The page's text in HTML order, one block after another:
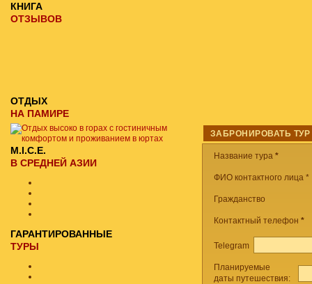
ЗАБРОНИРОВАТЬ ТУР
Название тура *
ФИО контактного лица *
Гражданство
Контактный телефон *
Telegram
Планируемые
даты путешествия:
КНИГА
ОТЗЫВОВ
ОТДЫХ
НА ПАМИРЕ
M.I.C.E.
В СРЕДНЕЙ АЗИИ
ГАРАНТИРОВАННЫЕ
ТУРЫ